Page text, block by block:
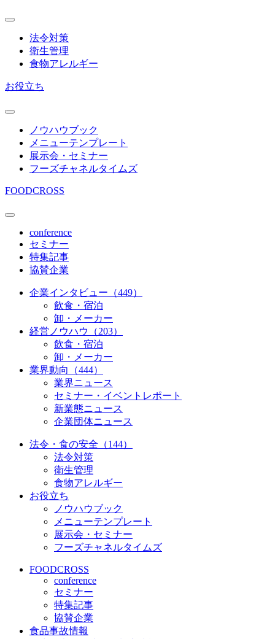
法令対策
衛生管理
食物アレルギー
お役立ち
ノウハウブック
メニューテンプレート
展示会・セミナー
フーズチャネルタイムズ
FOODCROSS
conference
セミナー
特集記事
協賛企業
企業インタビュー（449）
飲食・宿泊
卸・メーカー
経営ノウハウ（203）
飲食・宿泊
卸・メーカー
業界動向（444）
業界ニュース
セミナー・イベントレポート
新業態ニュース
企業団体ニュース
法令・食の安全（144）
法令対策
衛生管理
食物アレルギー
お役立ち
ノウハウブック
メニューテンプレート
展示会・セミナー
フーズチャネルタイムズ
FOODCROSS
conference
セミナー
特集記事
協賛企業
食品事故情報